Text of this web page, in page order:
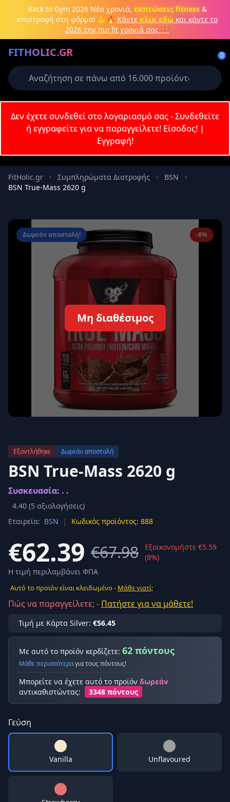
Μετάβαση στο κύριο περιεχόμενο
Back to Gym 2026Νέα χρονιά, εκπτώσεις fitness&
επιστροφή στη φόρμα! 💪🔥 Κάντε κλικ εδώκαι κάντε το
2026 την πιο fit χρονιά σας 🏋️
FITHOLIC.GR 0
Πρωτεΐνες Pre-Workout Aμινοξέα Καύση λίπους
Δεν έχετε συνδεθεί στο λογαριασμό σας - Συνδεθείτε
ή εγγραφείτε για να παραγγείλετε! Είσοδος!|
Εγγραφή!
FitHolic.gr Συμπληρώματα Διατροφής
BSN
BSN True-Mass 2620 g
Δωρεάν αποστολή! -8%
Μη διαθέσιμος
Εξαντλήθηκε Δωρεάν αποστολή
BSN True-Mass 2620 g
Συσκευασία: . .
4.40 (5 αξιολογήσεις)
Εταιρεία: BSN | Κωδικός προϊόντος: 888
€62.39 €67.98
Εξοικονομήστε €5.59
(8%)
Η τιμή περιλαμβάνει ΦΠΑ
Αυτό το προϊόν είναι κλειδωμένο - Μάθε γιατί;
Πώς να παραγγείλετε; - Πατήστε για να μάθετε!
Τιμή με Κάρτα Silver: €56.45
Με αυτό το προϊόν κερδίζετε: 62 πόντους
Μάθε περισσότεραγια τους πόντους!
Μπορείτε να έχετε αυτό το προϊόν δωρεάν
αντικαθιστώντας:
3348 πόντους
Γεύση
Vanilla Unflavoured
Δημιουργήστε λογαριασμό ή
Απαιτείται για την ολοκλήρωση της
παραγγελίας σας
Σύνδεση Εγγραφή
Κωδικός
Απομνημόνευση Ξεχάσατε τον κωδικό σας;
Σύνδεση
Δεν έχετε λογαριασμό; Εγγραφείτε εδώ
Ασφαλής σύνδεση